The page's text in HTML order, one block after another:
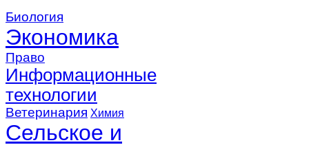
Биология
Экономика
Право
Информационные
технологии
Ветеринария Химия
Сельское и